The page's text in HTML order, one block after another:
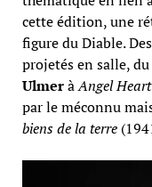
cette édition, une
figure du Diable.
projetés en salle, du
UlmeràAngel Heart
par le méconnu
biens de la terre